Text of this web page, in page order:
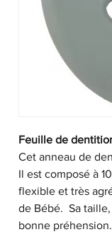
Feuille de
Cet anneau de
Il est composé à
flexible et très
de Bébé. Sa
bonne préhension.